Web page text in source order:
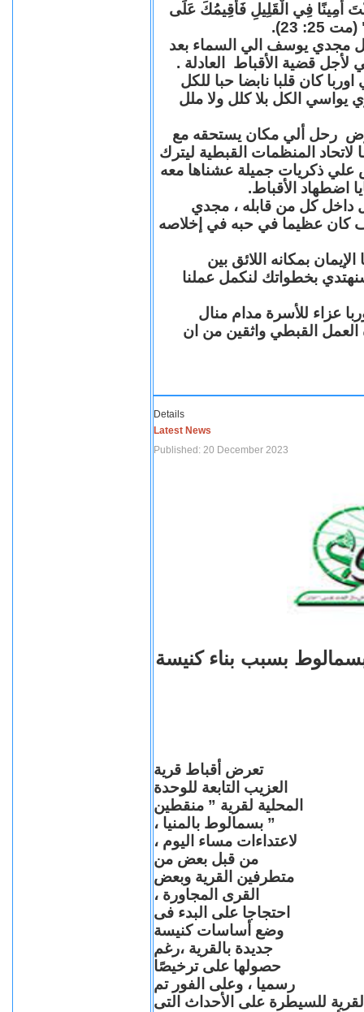
أَمِينًا فِي الْقَلِيلِ فَأُقِيمُكَ عَلَى
23).
مجدي يوسف الي السماء بعد
قضية الأقباط العادلة .
كان قلبا نابضا حبا للكل
يواسي الكل بلا كلل ولا ملل
رحل ألي مكان يستحقه مع
المنظمات القبطية ليترك
علي ذكريات جميلة عشناها معه
اضطهاد الأقباط.
داخل كل من قابله ، مجدي
عظيما في حبه في إخلاصه
بمكانه اللائق بين
بخطواتك لنكمل عملنا
عزاء للأسرة مدام منال
العمل القبطي واثقين من ان
Details
Latest News
Published: 20 December 2023
بسبب بناء كنيسة
تعرض أقباط قرية
العزيب التابعة للوحدة
المحلية لقرية ” منقطين
” بسمالوط بالمنيا ،
لاعتداءات مساء اليوم ،
من قبل بعض من
متطرفين القرية وبعض
القرى المجاورة ،
احتجاجا على البدء فى
وضع أساسات كنيسة
جديدة بالقرية ،رغم
حصولها على ترخيصًا
رسميا ، وعلى الفور تم
للسيطرة على الأحداث التى